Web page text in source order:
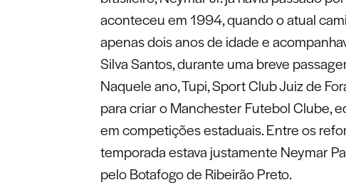
aconteceu em 1994, quando o atual
apenas dois anos de idade e
Silva Santos, durante uma breve
Naquele ano,Tupi, Sport Club Juiz de
para criar o Manchester Futebol Clube,
em competições estaduais. Entre os
temporada estava justamente Neymar
pelo Botafogo de Ribeirão Preto.